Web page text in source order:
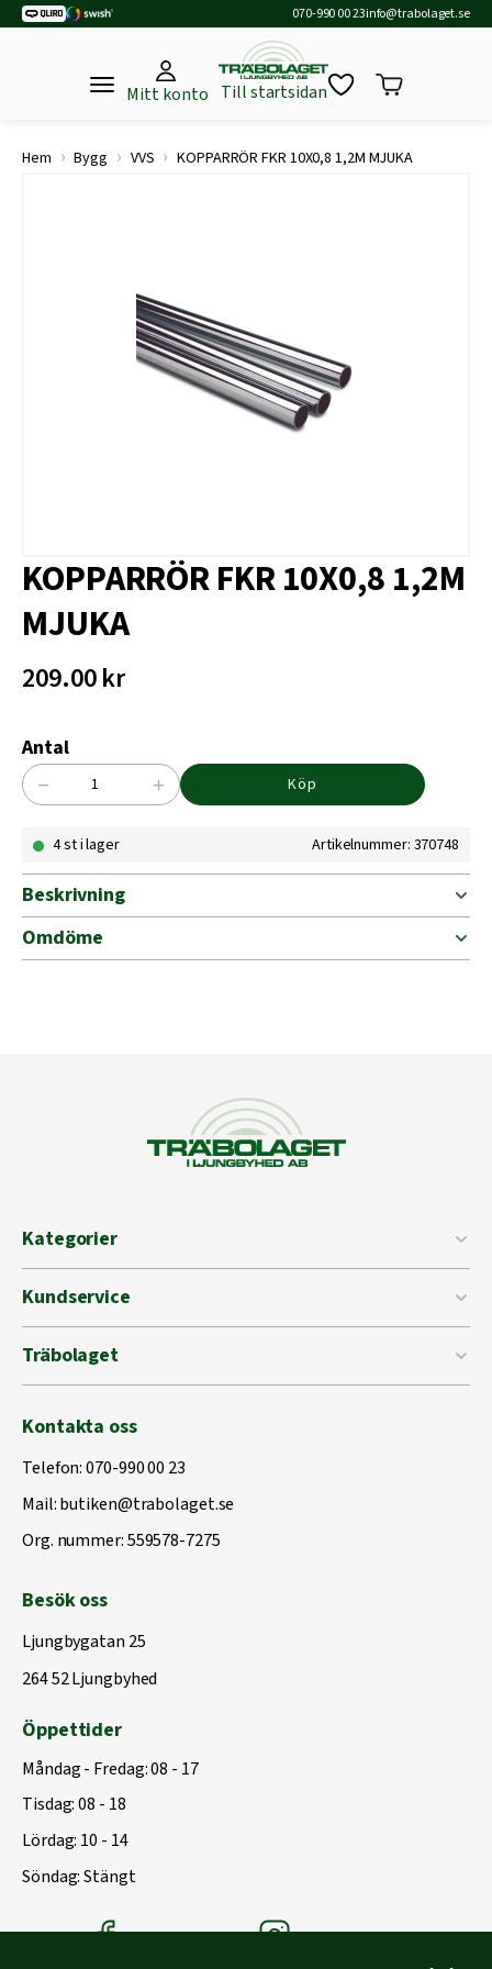
070-990 00 23info@trabolaget.se
Mitt konto Till startsidan
Hem › Bygg › VVS › KOPPARRÖR FKR 10X0,8 1,2M MJUKA
KOPPARRÖR FKR 10X0,8 1,2M
MJUKA
209.00kr
Antal
KOPPARRÖR
10X0,8
MJUKA
− + Köp
4 st i lager Artikelnummer: 370748
Beskrivning
Omdöme
Kategorier
Kundservice
Träbolaget
Kontakta oss
Telefon:070-990 00 23
Mail:butiken@trabolaget.se
Org. nummer: 559578-7275
Besök oss
Ljungbygatan 25
264 52 Ljungbyhed
Öppettider
Måndag - Fredag: 08 - 17
Tisdag: 08 - 18
Lördag: 10 - 14
Söndag: Stängt